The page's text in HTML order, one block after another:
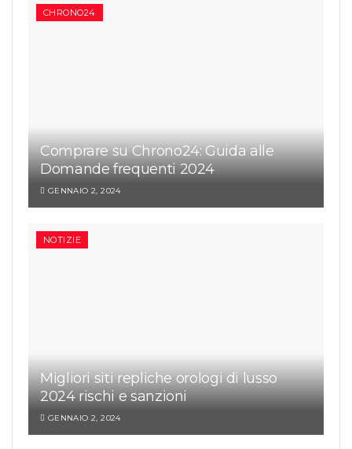
CHRONO24
Comprare su Chrono24: Guida alle
Domande frequenti 2024
GENNAIO 2, 2024
NOTIZIE
Migliori siti repliche orologi di lusso
2024 rischi e sanzioni
GENNAIO 2, 2024